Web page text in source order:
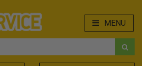
MENU